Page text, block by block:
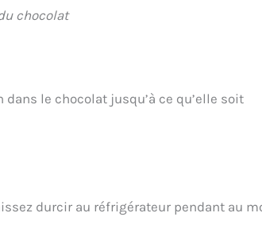
chocolat
le chocolat jusqu’à ce qu’elle soit
durcir au réfrigérateur pendant au